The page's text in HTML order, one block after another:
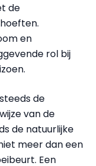
de
en
rol bij
de
van de
de natuurlijke
meer dan een
Een